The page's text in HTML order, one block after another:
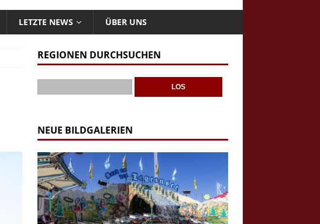
LETZTE NEWS ÜBER UNS
REGIONEN DURCHSUCHEN
NEUE BILDGALERIEN